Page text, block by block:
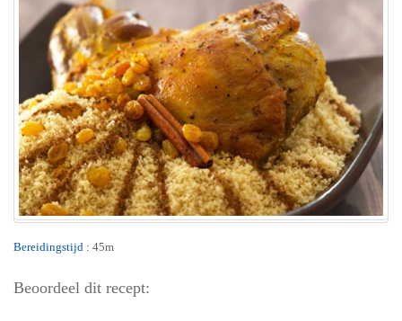
Bereidingstijd : 45m
Beoordeel dit recept: